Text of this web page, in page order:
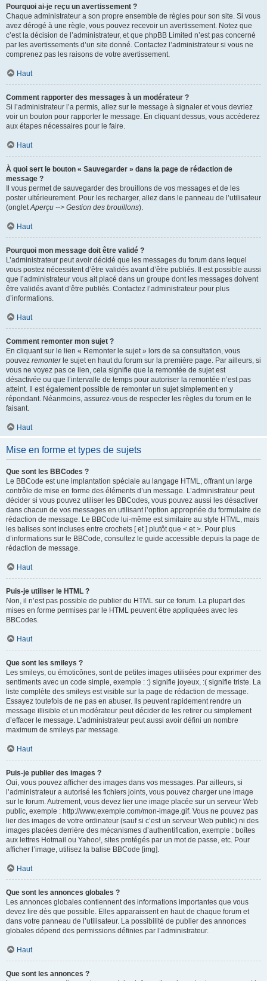
Pourquoi ai-je reçu un avertissement ?
Chaque administrateur a son propre ensemble de règles pour son site. Si vous
avez dérogé à une règle, vous pouvez recevoir un avertissement. Notez que
c’est la décision de l’administrateur, et que phpBB Limited n’est pas concerné
par les avertissements d’un site donné. Contactez l’administrateur si vous ne
comprenez pas les raisons de votre avertissement.
Haut
Comment rapporter des messages à un modérateur ?
Si l’administrateur l’a permis, allez sur le message à signaler et vous devriez
voir un bouton pour rapporter le message. En cliquant dessus, vous accéderez
aux étapes nécessaires pour le faire.
Haut
À quoi sert le bouton « Sauvegarder » dans la page de rédaction de
message ?
Il vous permet de sauvegarder des brouillons de vos messages et de les
poster ultérieurement. Pour les recharger, allez dans le panneau de l’utilisateur
(ongletAperçu --> Gestion des brouillons).
Haut
Pourquoi mon message doit être validé ?
L’administrateur peut avoir décidé que les messages du forum dans lequel
vous postez nécessitent d’être validés avant d’être publiés. Il est possible aussi
que l’administrateur vous ait placé dans un groupe dont les messages doivent
être validés avant d’être publiés. Contactez l’administrateur pour plus
d’informations.
Haut
Comment remonter mon sujet ?
En cliquant sur le lien « Remonter le sujet » lors de sa consultation, vous
pouvez remonterle sujet en haut du forum sur la première page. Par ailleurs, si
vous ne voyez pas ce lien, cela signifie que la remontée de sujet est
désactivée ou que l’intervalle de temps pour autoriser la remontée n’est pas
atteint. Il est également possible de remonter un sujet simplement en y
répondant. Néanmoins, assurez-vous de respecter les règles du forum en le
faisant.
Haut
Mise en forme et types de sujets
Que sont les BBCodes ?
Le BBCode est une implantation spéciale au langage HTML, offrant un large
contrôle de mise en forme des éléments d’un message. L’administrateur peut
décider si vous pouvez utiliser les BBCodes, vous pouvez aussi les désactiver
dans chacun de vos messages en utilisant l’option appropriée du formulaire de
rédaction de message. Le BBCode lui-même est similaire au style HTML, mais
les balises sont incluses entre crochets [ et ] plutôt que < et >. Pour plus
d’informations sur le BBCode, consultez le guide accessible depuis la page de
rédaction de message.
Haut
Puis-je utiliser le HTML ?
Non, il n’est pas possible de publier du HTML sur ce forum. La plupart des
mises en forme permises par le HTML peuvent être appliquées avec les
BBCodes.
Haut
Que sont les smileys ?
Les smileys, ou émoticônes, sont de petites images utilisées pour exprimer des
sentiments avec un code simple, exemple : :) signifie joyeux, :( signifie triste. La
liste complète des smileys est visible sur la page de rédaction de message.
Essayez toutefois de ne pas en abuser. Ils peuvent rapidement rendre un
message illisible et un modérateur peut décider de les retirer ou simplement
d’effacer le message. L’administrateur peut aussi avoir défini un nombre
maximum de smileys par message.
Haut
Puis-je publier des images ?
Oui, vous pouvez afficher des images dans vos messages. Par ailleurs, si
l’administrateur a autorisé les fichiers joints, vous pouvez charger une image
sur le forum. Autrement, vous devez lier une image placée sur un serveur Web
public, exemple : http://www.exemple.com/mon-image.gif. Vous ne pouvez pas
lier des images de votre ordinateur (sauf si c’est un serveur Web public) ni des
images placées derrière des mécanismes d’authentification, exemple : boîtes
aux lettres Hotmail ou Yahoo!, sites protégés par un mot de passe, etc. Pour
afficher l’image, utilisez la balise BBCode [img].
Haut
Que sont les annonces globales ?
Les annonces globales contiennent des informations importantes que vous
devez lire dès que possible. Elles apparaissent en haut de chaque forum et
dans votre panneau de l’utilisateur. La possibilité de publier des annonces
globales dépend des permissions définies par l’administrateur.
Haut
Que sont les annonces ?